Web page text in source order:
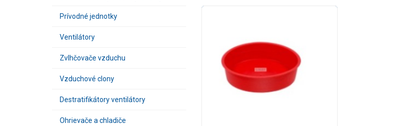
Prívodné jednotky
Ventilátory
Zvlhčovače vzduchu
Vzduchové clony
Destratifikátory ventilátory
Ohrievače a chladiče